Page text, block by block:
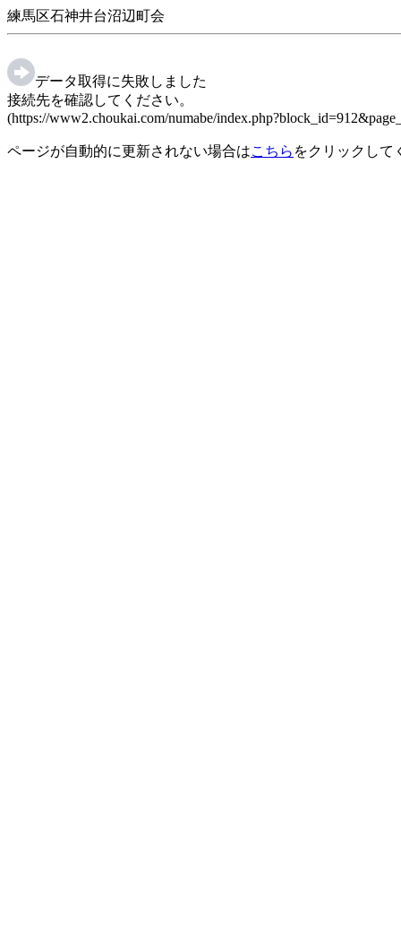
練馬区石神井台沼辺町会
データ取得に失敗しました
接続先を確認してください。
(https://www2.choukai.com/numabe/
ページが自動的に更新されない場合はこちら をクリックして